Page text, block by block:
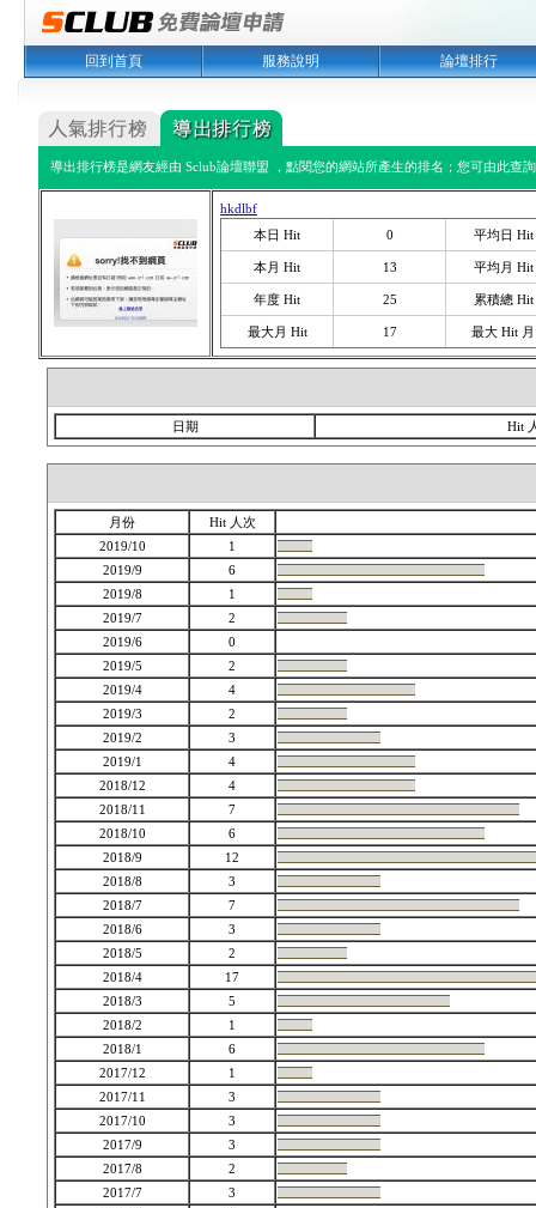
回到首頁 服務說明 論壇排行
導出排行榜是網友經由 Sclub論壇聯盟 ，點閱您的網站所產生的排名；您可由此查
hkdlbf
本日 Hit
0 平均日 Hit
本月 Hit 13 平均月 Hit
年度 Hit 25 累積總 Hit
最大月 Hit 17 最大 Hit 月
日期 Hit
月份
Hit 人次
2019/10
1
2019/9
6
2019/8
1
2019/7
2
2019/6
0
2019/5
2
2019/4
4
2019/3
2
2019/2
3
2019/1
4
2018/12
4
2018/11
7
2018/10
6
2018/9
12
2018/8
3
2018/7
7
2018/6
3
2018/5
2
2018/4
17
2018/3
5
2018/2
1
2018/1
6
2017/12
1
2017/11
3
2017/10
3
2017/9
3
2017/8
2
2017/7
3